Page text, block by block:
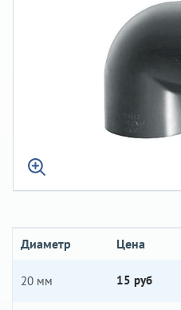
Диаметр Цена
20 мм 15 руб